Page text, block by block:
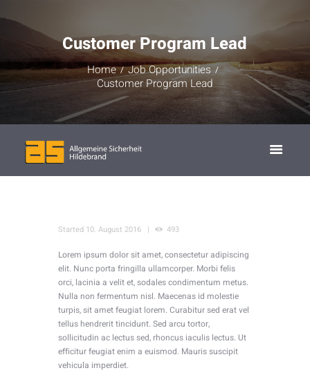
Customer Program Lead
Home
Job Opportunities
Customer Program Lead
Started 10. August 2016 493
Lorem ipsum dolor sit amet, consectetur adipiscing
elit. Nunc porta fringilla ullamcorper. Morbi felis
orci, lacinia a velit et, sodales condimentum metus.
Nulla non fermentum nisl. Maecenas id molestie
turpis, sit amet feugiat lorem. Curabitur sed erat vel
tellus hendrerit tincidunt. Sed arcu tortor,
sollicitudin ac lectus sed, rhoncus iaculis lectus. Ut
efficitur feugiat enim a euismod. Mauris suscipit
vehicula imperdiet.